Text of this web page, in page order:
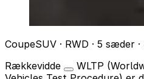
CoupeSUV · RWD · 5 sæder
Rækkevidde
WLTP